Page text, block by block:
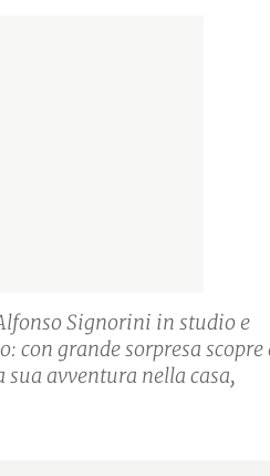
Signorini in studio e
con grande sorpresa scopre
avventura nella casa,